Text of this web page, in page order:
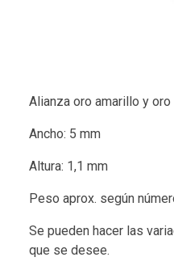
Alianza oro amarillo y
Ancho: 5 mm
Altura: 1,1 mm
Peso aprox. según
Se pueden hacer las
que se desee.